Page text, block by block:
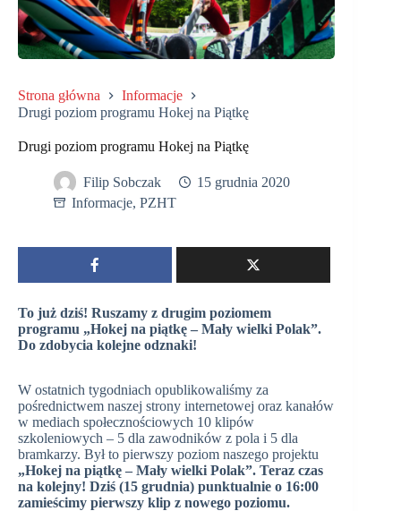
Strona główna
Informacje
Drugi poziom programu Hokej na Piątkę
Drugi poziom programu Hokej na Piątkę
Filip Sobczak
15 grudnia 2020
Informacje, PZHT
To już dziś! Ruszamy z drugim poziomem
programu „Hokej na piątkę – Mały wielki Polak”.
Do zdobycia kolejne odznaki!
W ostatnich tygodniach opublikowaliśmy za
pośrednictwem naszej strony internetowej oraz kanałów
w mediach społecznościowych 10 klipów
szkoleniowych – 5 dla zawodników z pola i 5 dla
bramkarzy. Był to pierwszy poziom naszego projektu
„Hokej na piątkę – Mały wielki Polak”. Teraz czas
na kolejny! Dziś (15 grudnia) punktualnie o 16:00
zamieścimy pierwszy klip z nowego poziomu.